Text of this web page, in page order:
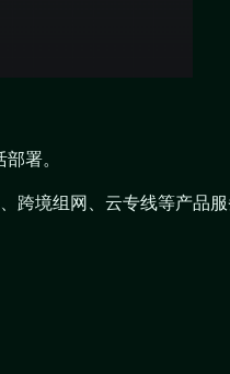
署。
跨境组网、云专线等产品